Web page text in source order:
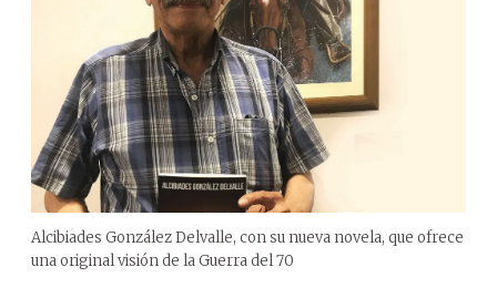
Alcibiades González Delvalle, con su nueva novela, que ofrece
una original visión de la Guerra del 70